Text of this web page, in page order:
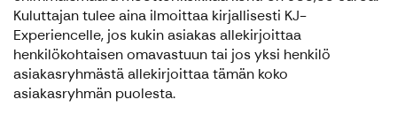
Kuluttajan tulee aina ilmoittaa kirjallisesti KJ-
Experiencelle, jos kukin asiakas allekirjoittaa
henkilökohtaisen omavastuun tai jos yksi henkilö
asiakasryhmästä allekirjoittaa tämän koko
asiakasryhmän puolesta.